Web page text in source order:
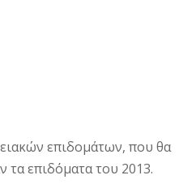
επιδομάτων, που θα
τα επιδόματα του 2013.